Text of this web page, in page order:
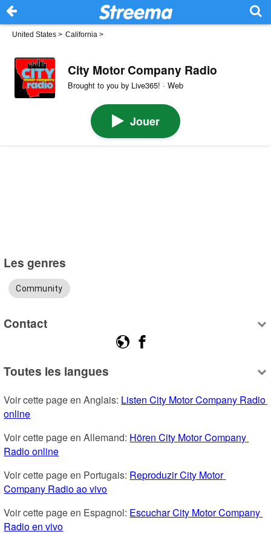
United States > California >
City Motor Company Radio
Brought to you by Live365! · Web
Jouer
Les genres
Community
Contact
Toutes les langues
Voir cette page en Anglais: Listen City Motor Company Radio
online
Voir cette page en Allemand: Hören City Motor Company
Radio online
Voir cette page en Portugais: Reproduzir City Motor
Company Radio ao vivo
Voir cette page en Espagnol: Escuchar City Motor Company
Radio en vivo